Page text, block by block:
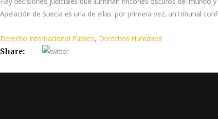
Apelación de Suecia es una de ellas: por primera vez, un tribunal
Derecho Internacional Público, Derechos Humanos
Share: